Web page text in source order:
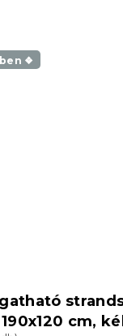
❖
190x120 cm,